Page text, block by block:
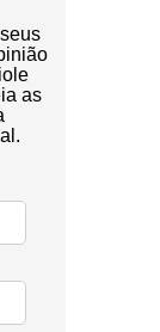
as